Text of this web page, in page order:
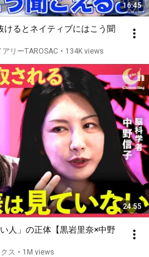
16:45
けるとネイティブにはこう聞
リーTAROSAC • 134K views
24:55
人」の正体【黒岩里奈×中野
ス • 1M views